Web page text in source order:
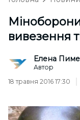
вивезення
Елена
Автор
18 травня 2016 17:30